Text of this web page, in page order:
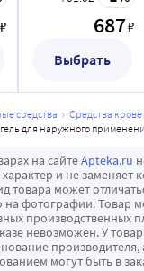
₽
применения 50
687₽
Выбрать
средства
средства
для наружного
на сайтеApteka.ru
и не заменяет
товара может
на фотографии. Товар
производственных
невозможен. У
производителя,
могут быть в